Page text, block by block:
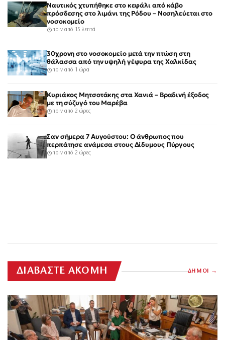
Ναυτικός χτυπήθηκε στο κεφάλι από κάβο
πρόσδεσης στο λιμάνι της Ρόδου – Νοσηλεύεται στο
νοσοκομείο
πριν από 15 λεπτά
30χρονη στο νοσοκομείο μετά την πτώση στη
θάλασσα από την υψηλή γέφυρα της Χαλκίδας
πριν από 1 ώρα
Κυριάκος Μητσοτάκης στα Χανιά – Βραδινή έξοδος
με τη σύζυγό του Μαρέβα
πριν από 2 ώρες
Σαν σήμερα 7 Αυγούστου: Ο άνθρωπος που
περπάτησε ανάμεσα στους Δίδυμους Πύργους
πριν από 2 ώρες
ΔΙΑΒΑΣΤΕ ΑΚΟΜΗ ΔΗΜΟΙ